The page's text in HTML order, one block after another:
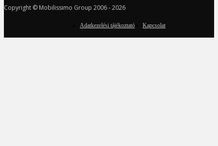
Copyright © Mobilissimo Group 2006 - 2026
Adatkezelési tájékoztató Kapcsolat